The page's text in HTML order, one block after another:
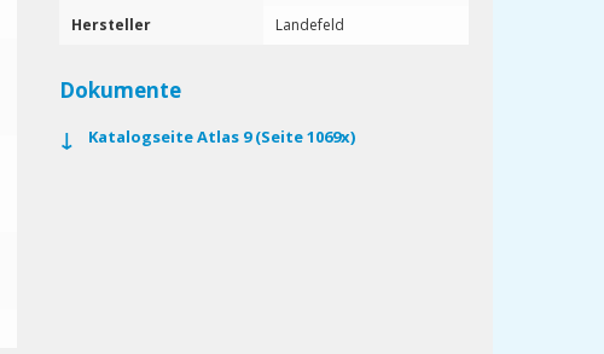
Hersteller
Landefeld
Dokumente
Katalogseite Atlas 9 (Seite 1069x)